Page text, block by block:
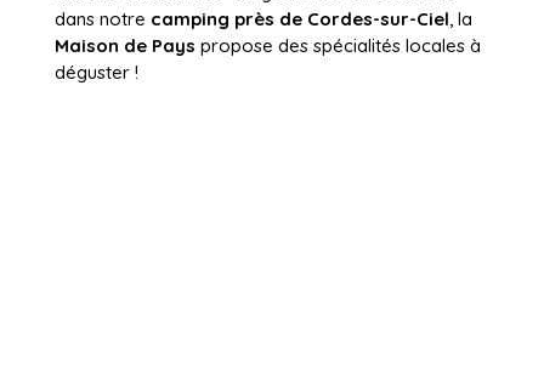
dans notre camping près de Cordes-sur-Ciel , la
Maison de Pays propose des spécialités locales à
déguster !